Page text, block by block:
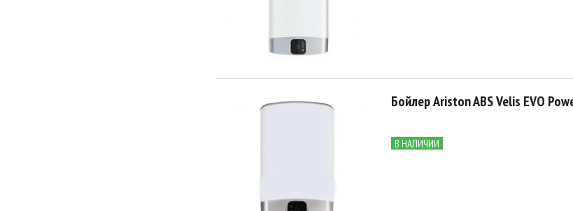
Бойлер Ariston ABS Velis EVO
В НАЛИЧИИ